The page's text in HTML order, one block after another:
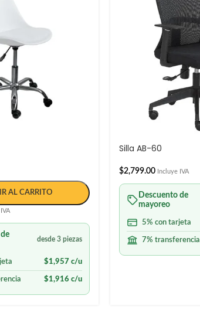
AL CARRITO
desde 3 piezas
$1,957 c/u
$1,916 c/u
Silla AB-60
$2,799.00 Incluye IVA
Descuento de
mayoreo
5% con tarjeta
7% transferencia